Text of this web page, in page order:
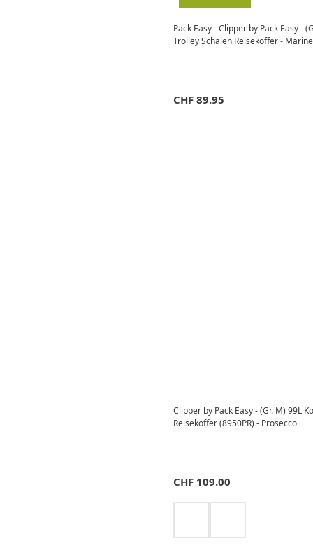
Pack Easy - Clipper by Pack Easy -
Trolley Schalen Reisekoffer - Marine
CHF 89.95
Clipper by Pack Easy - (Gr. M) 99L
Reisekoffer (8950PR) - Prosecco
CHF 109.00